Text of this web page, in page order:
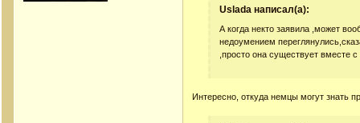
Uslada написал(а):
А когда некто заявила ,может
недоумением
,просто она существует вместе
Интересно, откуда немцы могут знать